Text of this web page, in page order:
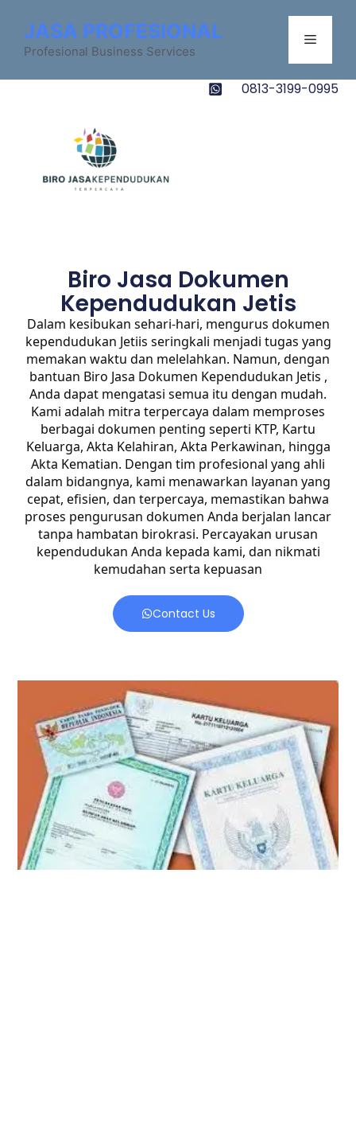
JASA PROFESIONAL
Profesional Business Services
0813-3199-0995
Biro Jasa Dokumen
Kependudukan Jetis
Dalam kesibukan sehari-hari, mengurus dokumen
kependudukan Jetiis seringkali menjadi tugas yang
memakan waktu dan melelahkan. Namun, dengan
bantuan Biro Jasa Dokumen Kependudukan Jetis ,
Anda dapat mengatasi semua itu dengan mudah.
Kami adalah mitra terpercaya dalam memproses
berbagai dokumen penting seperti KTP, Kartu
Keluarga, Akta Kelahiran, Akta Perkawinan, hingga
Akta Kematian. Dengan tim profesional yang ahli
dalam bidangnya, kami menawarkan layanan yang
cepat, efisien, dan terpercaya, memastikan bahwa
proses pengurusan dokumen Anda berjalan lancar
tanpa hambatan birokrasi. Percayakan urusan
kependudukan Anda kepada kami, dan nikmati
kemudahan serta kepuasan
Contact Us